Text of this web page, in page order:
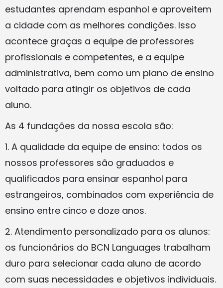
estudantes aprendam espanhol e aproveitem
a cidade com as melhores condições. Isso
acontece graças a equipe de professores
profissionais e competentes, e a equipe
administrativa, bem como um plano de ensino
voltado para atingir os objetivos de cada
aluno.
As 4 fundações da nossa escola são:
1. A qualidade da equipe de ensino: todos os
nossos professores são graduados e
qualificados para ensinar espanhol para
estrangeiros, combinados com experiência de
ensino entre cinco e doze anos.
2. Atendimento personalizado para os alunos:
os funcionários do BCN Languages ​​trabalham
duro para selecionar cada aluno de acordo
com suas necessidades e objetivos individuais.